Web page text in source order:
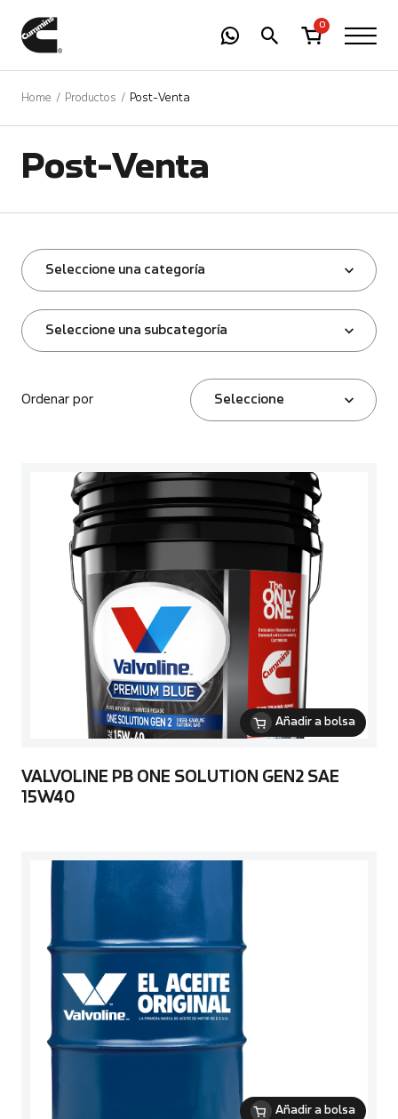
0
Home Productos Post-Venta
Post-Venta
Seleccione una categoría
Seleccione una subcategoría
Ordenar por Seleccione
Añadir a bolsa
VALVOLINE PB ONE SOLUTION GEN2 SAE
15W40
Añadir a bolsa